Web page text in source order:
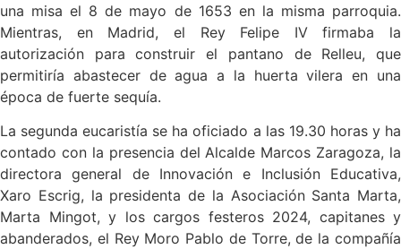
una misa el 8 de mayo de 1653 en la misma parroquia.
Mientras, en Madrid, el Rey Felipe IV firmaba la
autorización para construir el pantano de Relleu, que
permitiría abastecer de agua a la huerta vilera en una
época de fuerte sequía.
La segunda eucaristía se ha oficiado a las 19.30 horas y ha
contado con la presencia del Alcalde Marcos Zaragoza, la
directora general de Innovación e Inclusión Educativa,
Xaro Escrig, la presidenta de la Asociación Santa Marta,
Marta Mingot, y los cargos festeros 2024, capitanes y
abanderados, el Rey Moro Pablo de Torre, de la compañía